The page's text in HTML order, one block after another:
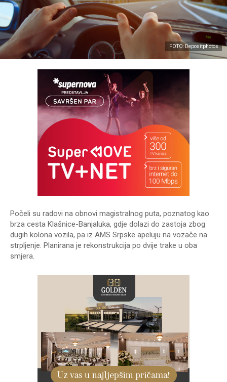
FOTO: Depositphotos
Počeli su radovi na obnovi magistralnog puta, poznatog kao
brza cesta Klašnice-Banjaluka, gdje dolazi do zastoja zbog
dugih kolona vozila, pa iz AMS Srpske apeluju na vozače na
strpljenje. Planirana je rekonstrukcija po dvije trake u oba
smjera.